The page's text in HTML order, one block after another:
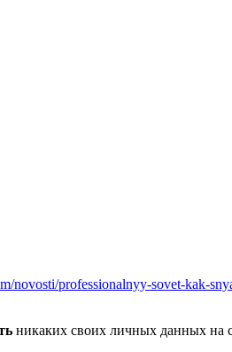
novosti/professionalnyy-sovet-kak-
никаких своих личных данных на